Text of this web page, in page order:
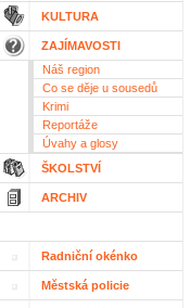
KULTURA
ZAJÍMAVOSTI
Náš region
Co se děje u sousedů
Krimi
Reportáže
Úvahy a glosy
ŠKOLSTVÍ
ARCHIV
Radniční okénko
Městská policie